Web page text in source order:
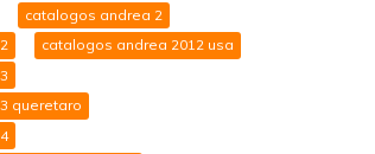
catalogos andrea 2
catalogos andrea 2012 usa
queretaro